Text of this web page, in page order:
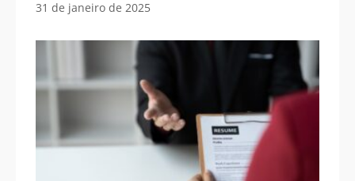
31 de janeiro de 2025